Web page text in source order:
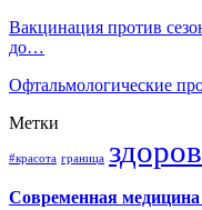
Вакцинация против
до…
Офтальмологические
Метки
#красота граница
Современная медицина